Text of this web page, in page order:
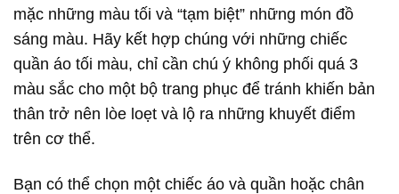
mặc những màu tối và “tạm biệt” những món đồ
sáng màu. Hãy kết hợp chúng với những chiếc
quần áo tối màu, chỉ cần chú ý không phối quá 3
màu sắc cho một bộ trang phục để tránh khiến bản
thân trở nên lòe loẹt và lộ ra những khuyết điểm
trên cơ thể.
Bạn có thể chọn một chiếc áo và quần hoặc chân